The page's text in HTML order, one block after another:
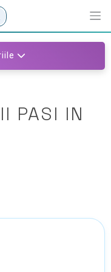
PASI IN